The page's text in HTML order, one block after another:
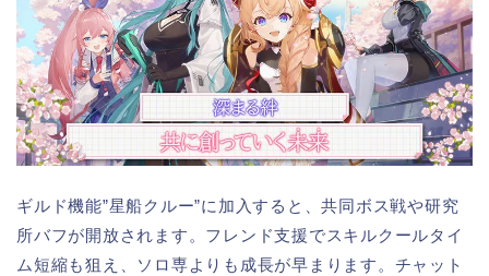
ギルド機能”星船クルー”に加入すると、共同ボス戦や研究
所バフが開放されます。フレンド支援でスキルクールタイ
ム短縮も狙え、ソロ専よりも成長が早まります。チャット